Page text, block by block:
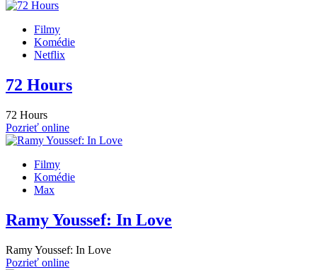
Filmy
Komédie
Netflix
72 Hours
72 Hours
Pozrieť online
Filmy
Komédie
Max
Ramy Youssef: In Love
Ramy Youssef: In Love
Pozrieť online